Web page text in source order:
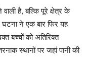
है, बल्कि पूरे क्षेत्र के
ने एक बार फिर यह
बच्चों को अतिरिक्त
स्थानों पर जहां पानी की